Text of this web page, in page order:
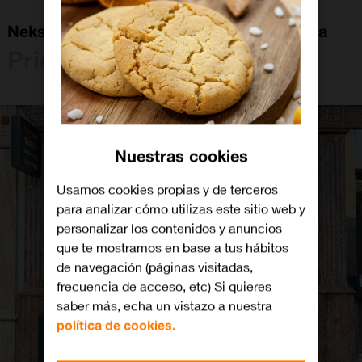
Neksus Priego De Cordoba Av De España
Priego de Córdoba
Nuestras cookies
Usamos cookies propias y de terceros
para analizar cómo utilizas este sitio web y
personalizar los contenidos y anuncios
que te mostramos en base a tus hábitos
de navegación (páginas visitadas,
frecuencia de acceso, etc) Si quieres
saber más, echa un vistazo a nuestra
política de cookies.